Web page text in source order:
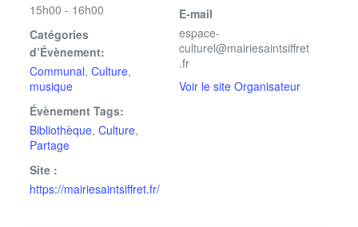
15h00 - 16h00
Catégories
d’Évènement:
Communal, Culture,
musique
Évènement Tags:
Bibliothèque, Culture,
Partage
Site :
https://mairiesaintsiffret.fr/
E-mail
espace-
culturel@mairiesaintsiffret
.fr
Voir le site Organisateur